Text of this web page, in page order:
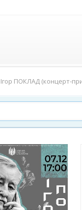
Ігор ПОКЛАД (концерт-